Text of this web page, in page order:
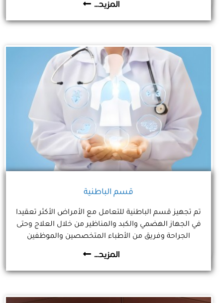
تعقيدا.
المزيد...
قسم الباطنية
تم تجهيز قسم الباطنية للتعامل مع الأمراض الأكثر تعقيدا
في الجهاز الهضمي والكبد والمناظير من خلال العلاج وحتى
الجراحة وفريق من الأطباء المتخصصين والموظفين
والمؤهلين دولياً لعلاج ومناظرة الحالات الأكثر تعقيدا.
المزيد...